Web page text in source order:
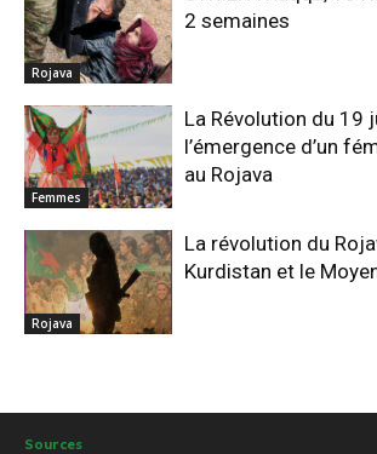
Rojava
2 semaines
Femmes
La Révolution du 19
l’émergence d’un
au Rojava
Rojava
La révolution du
Kurdistan et le
Sources